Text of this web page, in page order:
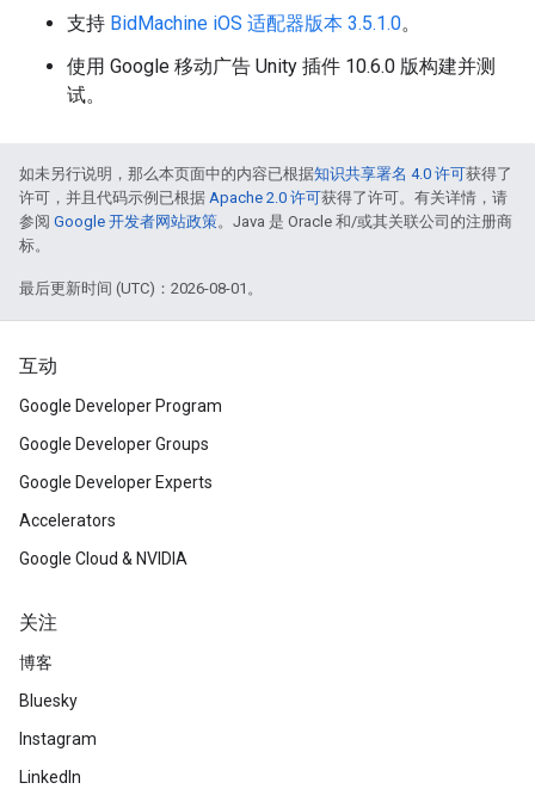
支持 BidMachine iOS 适配器版本 3.5.1.0。
使用 Google 移动广告 Unity 插件 10.6.0 版构建并测
试。
如未另行说明，那么本页面中的内容已根据知识共享署名 4.0 许可获得了
许可，并且代码示例已根据 Apache 2.0 许可获得了许可。有关详情，请
参阅 Google 开发者网站政策。Java 是 Oracle 和/或其关联公司的注册商
标。
最后更新时间 (UTC)：2026-08-01。
互动
Google Developer Program
Google Developer Groups
Google Developer Experts
Accelerators
Google Cloud & NVIDIA
关注
博客
Bluesky
Instagram
LinkedIn